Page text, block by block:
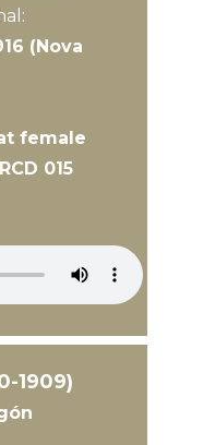
(Nova
female
015
1909)